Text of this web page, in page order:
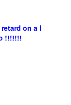
on a l
!!!!!!!